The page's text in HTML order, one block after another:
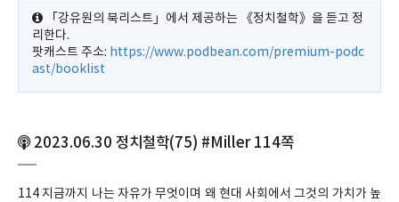
「강유원의 북리스트」에서 제공하는 《정치철학》을 듣고 정
리한다.
팟캐스트 주소: https://www.podbean.com/premium-podc
ast/booklist
2023.06.30 정치철학(75) #Miller 114쪽
114 지금까지 나는 자유가 무엇이며 왜 현대 사회에서 그것의 가치가 높